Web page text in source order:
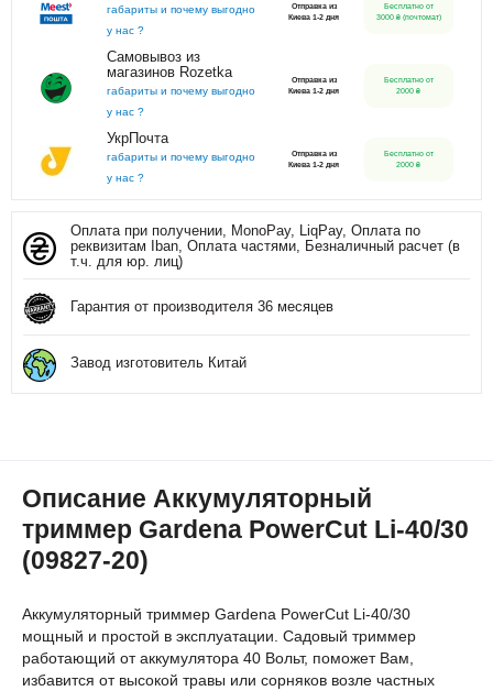
габариты и почему выгодно
у нас ?
Отправка из
Киева 1-2 дня
Бесплатно от
3000 ₴ (почтомат)
Самовывоз из
магазинов Rozetka
габариты и почему выгодно
у нас ?
Отправка из
Киева 1-2 дня
Бесплатно от
2000 ₴
УкрПочта
габариты и почему выгодно
у нас ?
Отправка из
Киева 1-2 дня
Бесплатно от
2000 ₴
Оплата при получении, MonoPay, LiqPay, Оплата по
реквизитам Iban, Оплата частями, Безналичный расчет (в
т.ч. для юр. лиц)
Гарантия от производителя 36 месяцев
Завод изготовитель Китай
Описание Аккумуляторный
триммер Gardena PowerCut Li-40/30
(09827-20)
Аккумуляторный триммер Gardena PowerCut Li-40/30
мощный и простой в эксплуатации. Садовый триммер
работающий от аккумулятора 40 Вольт, поможет Вам,
избавится от высокой травы или сорняков возле частных